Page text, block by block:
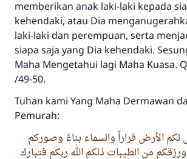
memberikan anak laki-laki kepada
kehendaki, atau Dia
laki-laki dan perempuan, serta
siapa saja yang Dia kehendaki.
Maha Mengetahui lagi Maha Kuasa.
/49-50.
Tuhan kami Yang Maha Dermawan
Pemurah:
لكم الأرض قراراً والسماء بناءً وصوركم
من الطيبات ذلكم الله ربكم فتبارك